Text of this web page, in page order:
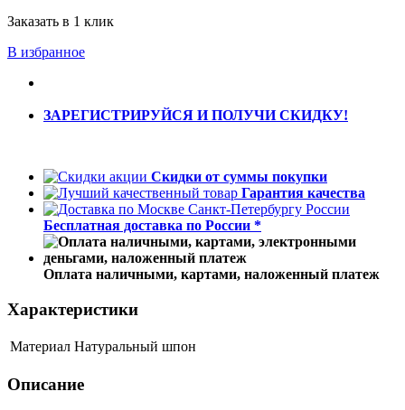
Заказать в 1 клик
В избранное
ЗАРЕГИСТРИРУЙСЯ И ПОЛУЧИ СКИДКУ!
Скидки от суммы покупки
Гарантия качества
Бесплатная доставка по России *
Оплата наличными, картами, наложенный платеж
Характеристики
Материал Натуральный шпон
Описание